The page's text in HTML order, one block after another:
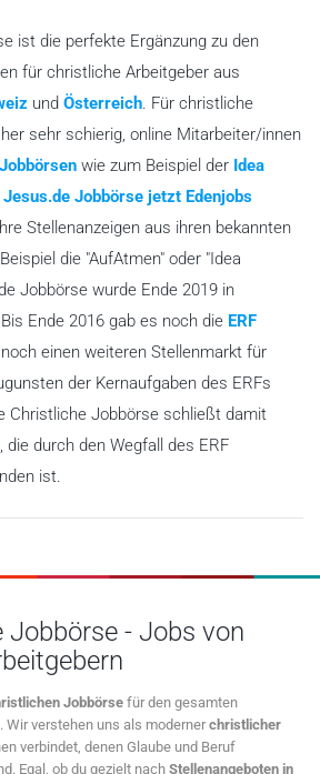
ist die perfekte Ergänzung zu den
für christliche Arbeitgeber aus
und Österreich . Für christliche
sehr schierig, online Mitarbeiter/innen
wie zum Beispiel der Idea
Jobbörse jetzt Edenjobs
Stellenanzeigen aus ihren bekannten
die "AufAtmen" oder "Idea
Jobbörse wurde Ende 2019 in
Ende 2016 gab es noch die ERF
noch einen weiteren Stellenmarkt für
der Kernaufgaben des ERFs
Christliche Jobbörse schließt damit
die durch den Wegfall des ERF
ist.
Jobbörse - Jobs von
Jobbörse für den gesamten
Wir verstehen uns als modernerchristlicher
verbindet, denen Glaube und Beruf
Egal, ob du gezielt nach Stellenangeboten in